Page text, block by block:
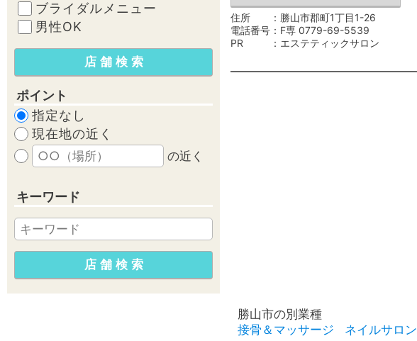
ブライダルメニュー
男性OK
ポイント
指定なし
現在地の近く
の近く
キーワード
住所
勝山市郡町1丁目1-26
電話番号
F専 0779-69-5539
PR
エステティックサロン
勝山市の別業種
接骨＆マッサージ
ネイルサロン